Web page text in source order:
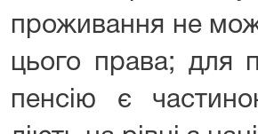
проживання не
цього права; для
пенсію є